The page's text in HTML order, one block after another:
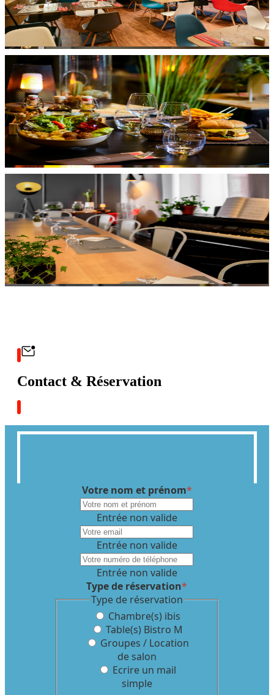
Contact & Réservation
Votre nom et prénom*
Entrée non valide
Entrée non valide
Entrée non valide
Type de réservation*
Type de réservation
Chambre(s) ibis
Table(s) Bistro M
Groupes / Location
de salon
Ecrire un mail
simple